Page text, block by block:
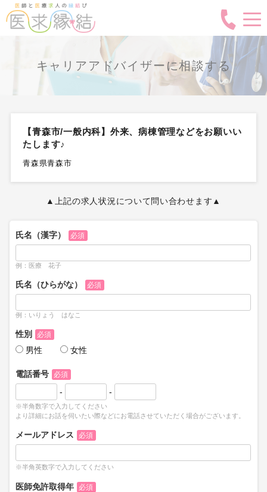
キャリアアドバイザーに相談する
【青森市/一般内科】外来、病棟管理などをお願いい
たします♪
青森県青森市
▲上記の求人状況について問い合わせます▲
氏名（漢字） 必須
例：医療 花子
氏名（ひらがな） 必須
例：いりょう はなこ
性別 必須
男性 女性
電話番号 必須
- -
※半角数字で入力してください
より詳細にお話を伺いたい際などにお電話させていただく場合がございます。
メールアドレス 必須
※半角英数字で入力してください
医師免許取得年 必須